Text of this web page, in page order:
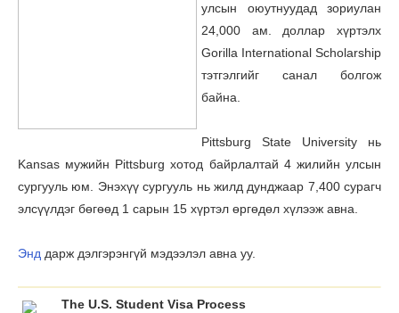
улсын оюутнуудад зориулан
24,000 ам. доллар хүртэлх
Gorilla International Scholarship
тэтгэлгийг санал болгож
байна.
Pittsburg State University нь
Kansas мужийн Pittsburg хотод байрлалтай 4 жилийн улсын
сургууль юм. Энэхүү сургууль нь жилд дунджаар 7,400 сурагч
элсүүлдэг бөгөөд 1 сарын 15 хүртэл өргөдөл хүлээж авна.
Энд дарж дэлгэрэнгүй мэдээлэл авна уу.
The U.S. Student Visa Process